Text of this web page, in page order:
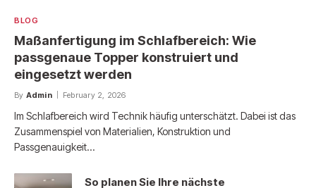
BLOG
Maßanfertigung im Schlafbereich: Wie
passgenaue Topper konstruiert und
eingesetzt werden
By Admin February 2, 2026
Im Schlafbereich wird Technik häufig unterschätzt. Dabei ist das
Zusammenspiel von Materialien, Konstruktion und
Passgenauigkeit…
So planen Sie Ihre nächste